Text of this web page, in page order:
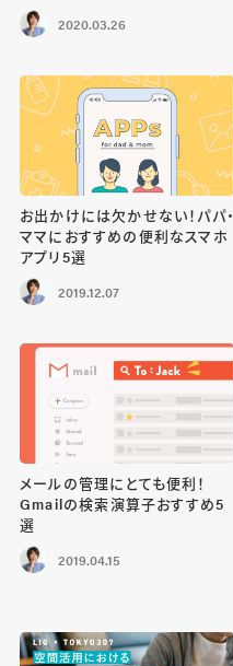
2020.03.26
お出かけには欠かせない！パパ・
ママにおすすめの便利なスマホ
アプリ5選
2019.12.07
メールの管理にとても便利！
Gmailの検索演算子おすすめ5
選
2019.04.15